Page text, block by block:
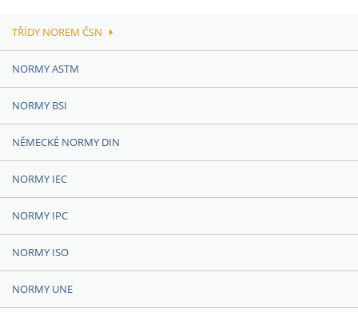
TŘÍDY NOREM ČSN
NORMY ASTM
NORMY BSI
NĚMECKÉ NORMY DIN
NORMY IEC
NORMY IPC
NORMY ISO
NORMY UNE